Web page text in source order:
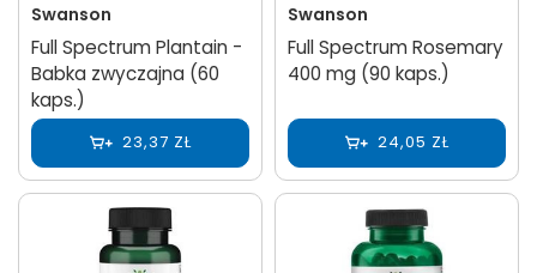
Swanson
Full Spectrum Plantain -
Babka zwyczajna (60
kaps.)
23,37 ZŁ
Swanson
Full Spectrum Rosemary
400 mg (90 kaps.)
24,05 ZŁ